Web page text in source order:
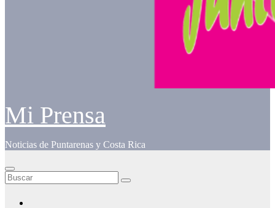
Mi Prensa
Noticias de Puntarenas y Costa Rica